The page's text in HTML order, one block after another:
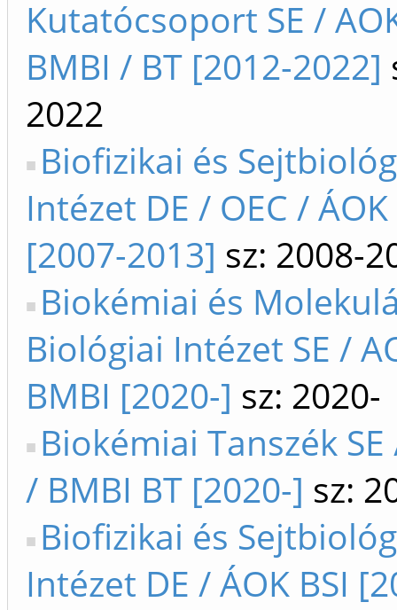
Kutatócsoport SE /
BMBI / BT [2012-2022]
2022
Biofizikai és
Intézet DE / OEC / ÁOK
[2007-2013] sz: 2008-
Biokémiai és
Biológiai Intézet SE /
BMBI [2020-] sz: 2020-
Biokémiai Tanszék
/ BMBI BT [2020-] sz:
Biofizikai és
Intézet DE / ÁOK BSI